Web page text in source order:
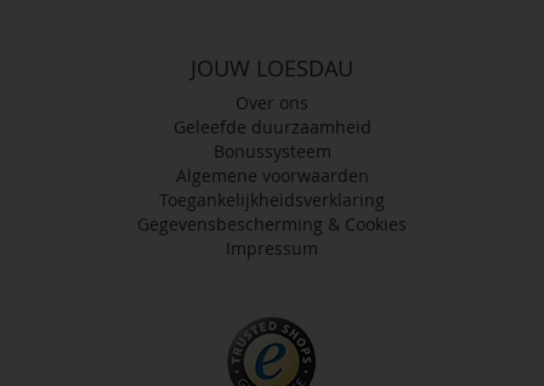
JOUW LOESDAU
Over ons
Geleefde duurzaamheid
Bonussysteem
Algemene voorwaarden
Toegankelijkheidsverklaring
Gegevensbescherming & Cookies
Impressum